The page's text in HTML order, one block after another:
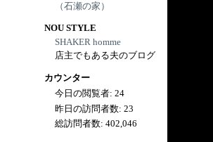
（石瀬の家）
NOU STYLE
SHAKER homme
店主でもある夫のブログ
カウンター
今日の閲覧者:24
昨日の訪問者数:23
総訪問者数:402,046